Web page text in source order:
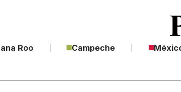
Roo Campeche